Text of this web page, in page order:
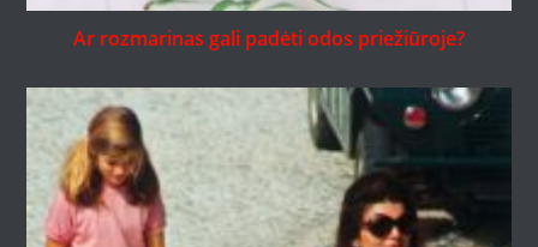
Ar rozmarinas gali padėti odos priežiūroje?